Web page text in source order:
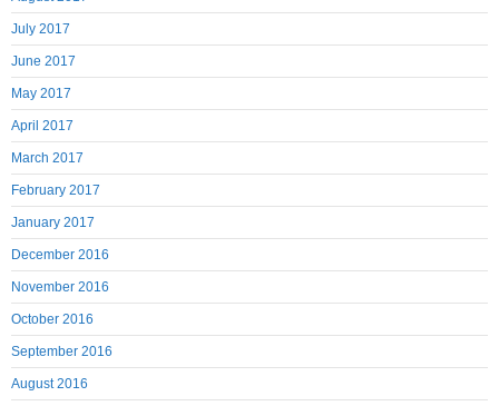
July 2017
June 2017
May 2017
April 2017
March 2017
February 2017
January 2017
December 2016
November 2016
October 2016
September 2016
August 2016